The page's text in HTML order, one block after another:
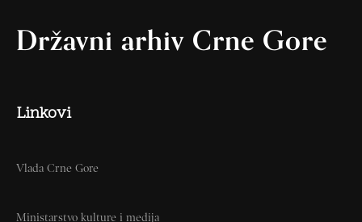
Državni arhiv Crne Gore
Linkovi
Vlada Crne Gore
Ministarstvo kulture i medija